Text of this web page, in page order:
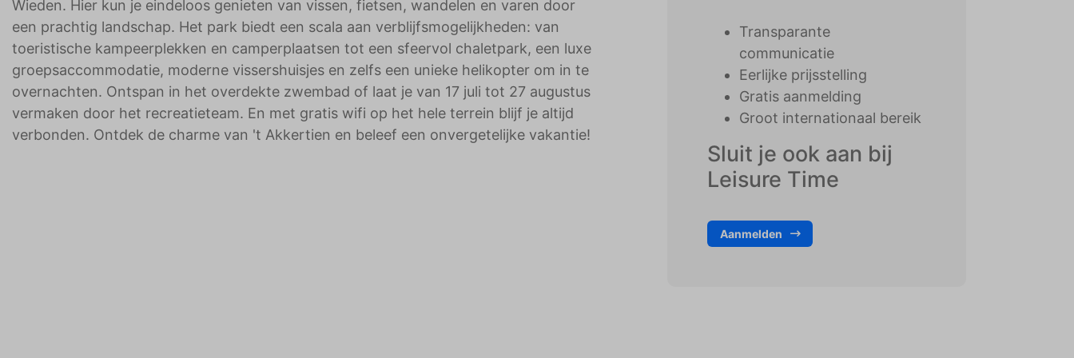
Wieden. Hier kun je eindeloos genieten van vissen, fietsen, wandelen en varen door
een prachtig landschap. Het park biedt een scala aan verblijfsmogelijkheden: van
toeristische kampeerplekken en camperplaatsen tot een sfeervol chaletpark, een luxe
groepsaccommodatie, moderne vissershuisjes en zelfs een unieke helikopter om in te
overnachten. Ontspan in het overdekte zwembad of laat je van 17 juli tot 27 augustus
vermaken door het recreatieteam. En met gratis wifi op het hele terrein blijf je altijd
verbonden. Ontdek de charme van 't Akkertien en beleef een onvergetelijke vakantie!
Transparante
communicatie
Eerlijke prijsstelling
Gratis aanmelding
Groot internationaal bereik
Sluit je ook aan bij
Leisure Time
Aanmelden
adverteerders.